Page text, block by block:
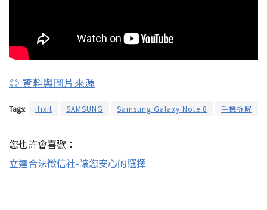
◎ 資料與圖片來源
Tags: ifixit SAMSUNG Samsung Galaxy Note 8 手機拆解
您也許會喜歡：
立達合法徵信社-讓您安心的選擇